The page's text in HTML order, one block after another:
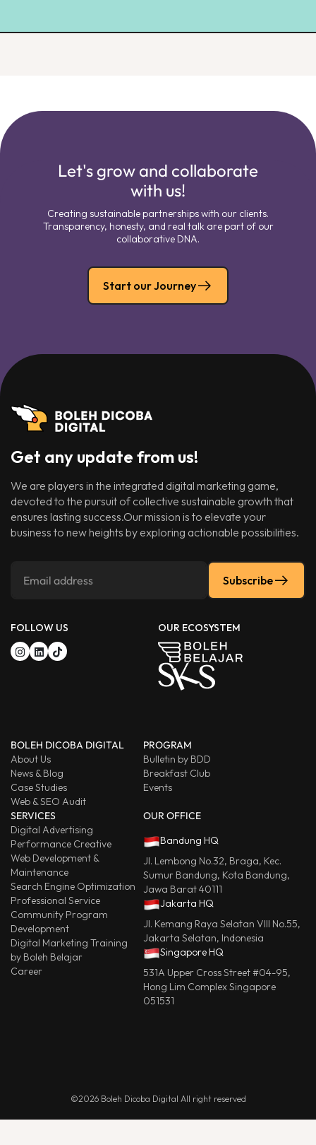
Let's grow and collaborate
with us!
Creating sustainable partnerships with our clients.
Transparency, honesty, and real talk are part of our
collaborative DNA.
Start our Journey
Get any update from us!
We are players in the integrated digital marketing game,
devoted to the pursuit of collective sustainable growth that
ensures lasting success.Our mission is to elevate your
business to new heights by exploring actionable possibilities.
Subscribe
FOLLOW US OUR ECOSYSTEM
BOLEH DICOBA DIGITAL
About Us
News & Blog
Case Studies
Web & SEO Audit
PROGRAM
Bulletin by BDD
Breakfast Club
Events
SERVICES
Digital Advertising
Performance Creative
Web Development &
Maintenance
Search Engine Optimization
Professional Service
Community Program
Development
Digital Marketing Training
by Boleh Belajar
Career
OUR OFFICE
Bandung HQ
Jl. Lembong No.32, Braga, Kec.
Sumur Bandung, Kota Bandung,
Jawa Barat 40111
Jakarta HQ
Jl. Kemang Raya Selatan VIII No.55,
Jakarta Selatan, Indonesia
Singapore HQ
531A Upper Cross Street #04-95,
Hong Lim Complex Singapore
051531
©2026 Boleh Dicoba Digital All right reserved